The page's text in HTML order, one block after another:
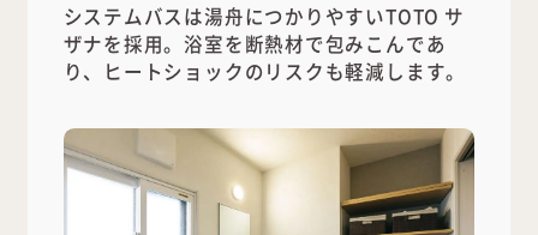
システムバスは湯舟につかりやすいTOTO サ
ザナを採用。浴室を断熱材で包みこんであ
り、ヒートショックのリスクも軽減します。